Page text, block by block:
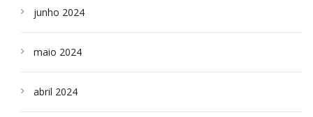
junho 2024
maio 2024
abril 2024